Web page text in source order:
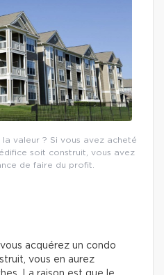
valeur ? Si vous avez acheté
soit construit, vous avez
de faire du profit.
acquérez un condo
vous en aurez